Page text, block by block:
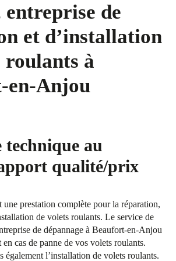
entreprise de
et d’installation
roulants à
en-Anjou
technique au
qualité/prix
prestation complète pour la réparation,
de volets roulants. Le service de
de dépannage à Beaufort-en-Anjou
cas de panne de vos volets roulants.
également l’installation de volets roulants.